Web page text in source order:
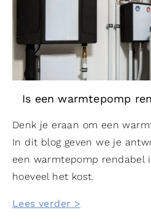
Is een warmtepomp
Denk je eraan om een
In dit blog geven we je
een warmtepomp rendabel
hoeveel het kost.
Lees verder >